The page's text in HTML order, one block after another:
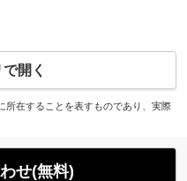
開く
在することを表すものであり、実際
せ(無料)